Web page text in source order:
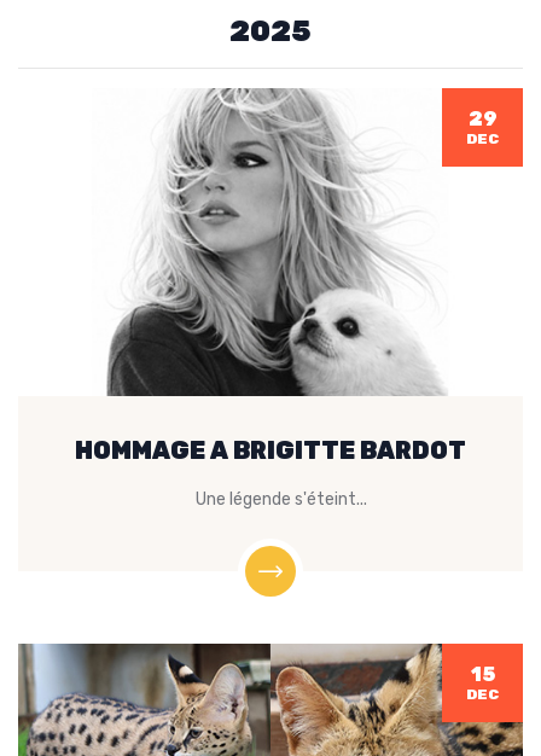
2025
29
DEC
HOMMAGE A BRIGITTE BARDOT
Une légende s'éteint...
15
DEC